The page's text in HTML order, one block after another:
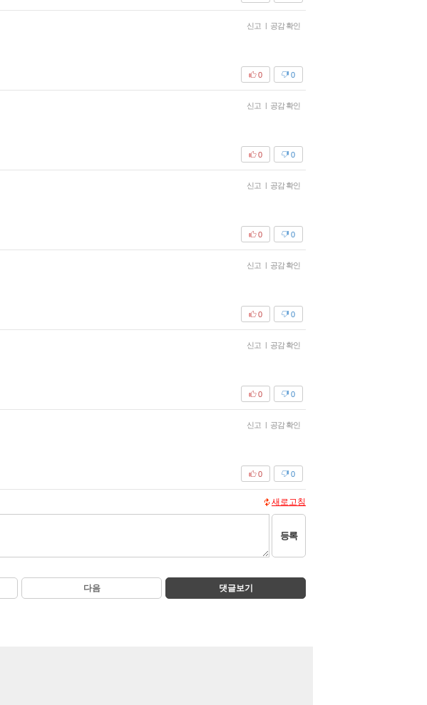
신고 | 공감 확인
0
0
신고 | 공감 확인
0
0
신고 | 공감 확인
0
0
신고 | 공감 확인
0
0
신고 | 공감 확인
0
0
신고 | 공감 확인
0
0
새로고침
등록
다음 댓글보기